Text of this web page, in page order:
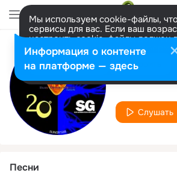
Мы используем cookie-файлы,
сервисы для вас. Если ваш
настроить cookie-файлы должен
представитель. Больше
Разрешить все Настроить
Исполнитель
Miki The
Слушать
Песни
Информация о контенте
на платформе — здесь